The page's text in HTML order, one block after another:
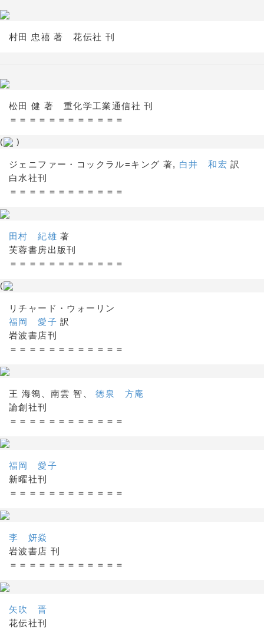
村田 忠禧 著 花伝社 刊
松田 健 著 重化学工業通信社 刊
＝＝＝＝＝＝＝＝＝＝＝＝
( )
ジェニファー・コックラル=キング 著, 白井 和宏 訳
白水社刊
＝＝＝＝＝＝＝＝＝＝＝＝
田村 紀雄 著
芙蓉書房出版刊
＝＝＝＝＝＝＝＝＝＝＝＝
(
リチャード・ウォーリン
福岡 愛子 訳
岩波書店刊
＝＝＝＝＝＝＝＝＝＝＝＝
王 海鴒、南雲 智、徳泉 方庵
論創社刊
＝＝＝＝＝＝＝＝＝＝＝＝
福岡 愛子
新曜社刊
＝＝＝＝＝＝＝＝＝＝＝＝
李 妍焱
岩波書店 刊
＝＝＝＝＝＝＝＝＝＝＝＝
矢吹 晋
花伝社刊